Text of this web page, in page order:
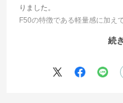
りました。
F50の特徴である軽量感に加え
前作同様ジャパンマイクロフ
履きをお勧めします。
続